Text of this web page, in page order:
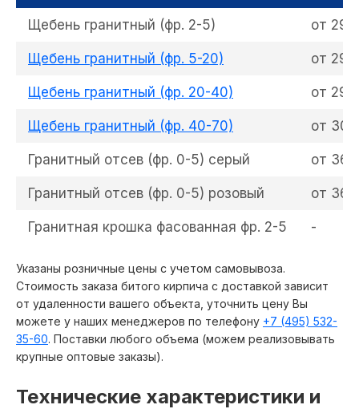
Краснозаводск
Краснознаменский
Кубинка
Куровское
Куркино
Лесной Городок
Ликино-Дулево
Михнево
Можайск
Монино
Мытищи
Наро-Фоминск
Некрасовка
Никольское
Новоникольское
Ново-Переделкино
Новая Москва
Ногинск
Обухово
Обнинск
Пирогово
Протвино
Пушкино
Расторгуево
Щебень гранитный (фр. 2-5) от
Щебень гранитный (фр. 5-20) от
Щебень гранитный (фр. 20-40) от
Щебень гранитный (фр. 40-70) от
Гранитный отсев (фр. 0-5) серый от
Гранитный отсев (фр. 0-5) розовый от
Гранитная крошка фасованная фр. 2-5 -
Указаны розничные цены с учетом самовывоза.
Стоимость заказа битого кирпича с доставкой зависит
от удаленности вашего объекта, уточнить цену Вы
можете у наших менеджеров по телефону +7 (495) 532-
35-60. Поставки любого объема (можем реализовывать
крупные оптовые заказы).
Технические характеристики и